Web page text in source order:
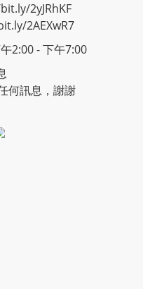
2yJRhKF
2AEXwR7
2:00 - 下午7:00
何訊息，謝謝